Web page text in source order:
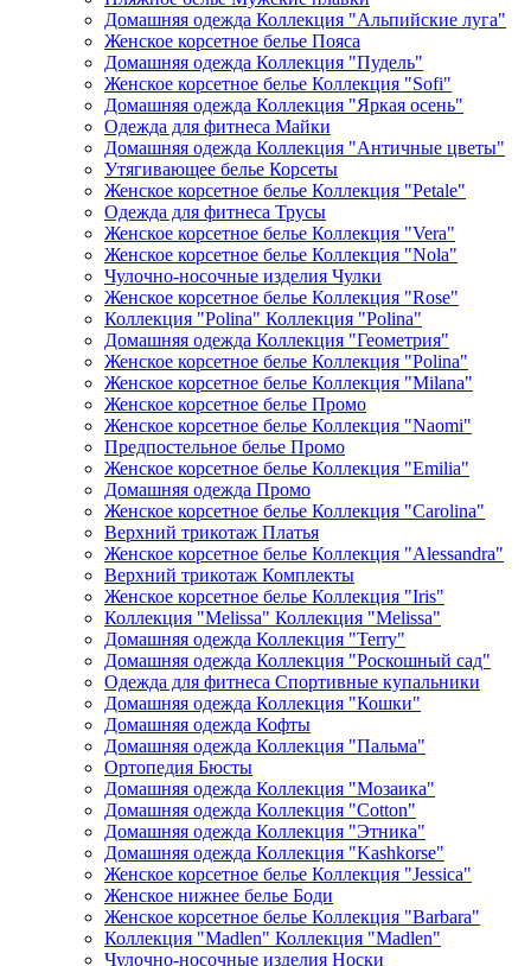
Домашняя одежда Коллекция "Альпийские луга"
Женское корсетное белье Пояса
Домашняя одежда Коллекция "Пудель"
Женское корсетное белье Коллекция "Sofi"
Домашняя одежда Коллекция "Яркая осень"
Одежда для фитнеса Майки
Домашняя одежда Коллекция "Античные цветы"
Утягивающее белье Корсеты
Женское корсетное белье Коллекция "Petale"
Одежда для фитнеса Трусы
Женское корсетное белье Коллекция "Vera"
Женское корсетное белье Коллекция "Nola"
Чулочно-носочные изделия Чулки
Женское корсетное белье Коллекция "Rose"
Коллекция "Polina" Коллекция "Polina"
Домашняя одежда Коллекция "Геометрия"
Женское корсетное белье Коллекция "Polina"
Женское корсетное белье Коллекция "Milana"
Женское корсетное белье Промо
Женское корсетное белье Коллекция "Naomi"
Предпостельное белье Промо
Женское корсетное белье Коллекция "Emilia"
Домашняя одежда Промо
Женское корсетное белье Коллекция "Carolina"
Верхний трикотаж Платья
Женское корсетное белье Коллекция "Alessandra"
Верхний трикотаж Комплекты
Женское корсетное белье Коллекция "Iris"
Коллекция "Melissa" Коллекция "Melissa"
Домашняя одежда Коллекция "Terry"
Домашняя одежда Коллекция "Роскошный сад"
Одежда для фитнеса Спортивные купальники
Домашняя одежда Коллекция "Кошки"
Домашняя одежда Кофты
Домашняя одежда Коллекция "Пальма"
Ортопедия Бюсты
Домашняя одежда Коллекция "Мозаика"
Домашняя одежда Коллекция "Cotton"
Домашняя одежда Коллекция "Этника"
Домашняя одежда Коллекция "Kashkorse"
Женское корсетное белье Коллекция "Jessica"
Женское нижнее белье Боди
Женское корсетное белье Коллекция "Barbara"
Коллекция "Madlen" Коллекция "Madlen"
Чулочно-носочные изделия Носки